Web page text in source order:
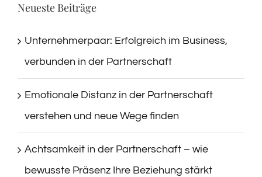
Neueste Beiträge
Unternehmerpaar: Erfolgreich im Business,
verbunden in der Partnerschaft
Emotionale Distanz in der Partnerschaft
verstehen und neue Wege finden
Achtsamkeit in der Partnerschaft – wie
bewusste Präsenz Ihre Beziehung stärkt